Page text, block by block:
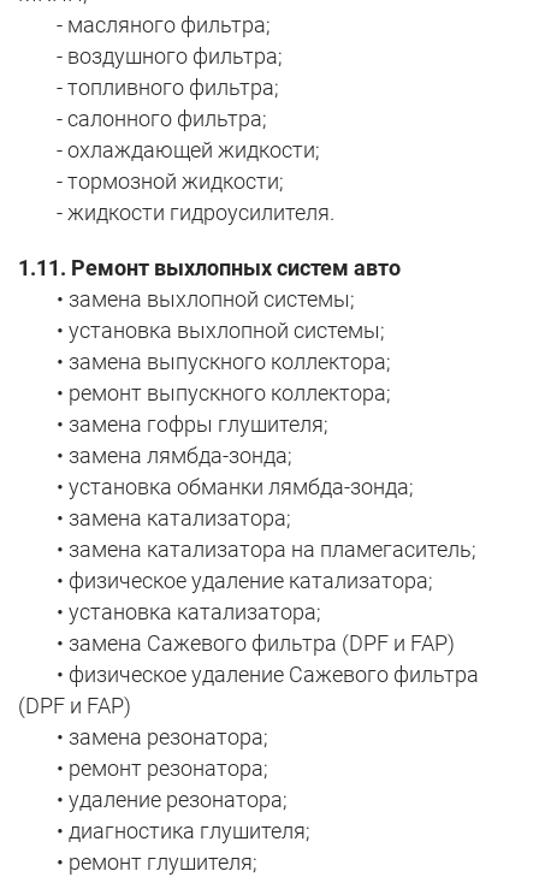
- масляного фильтра;
- воздушного фильтра;
- топливного фильтра;
- салонного фильтра;
- охлаждающей жидкости;
- тормозной жидкости;
- жидкости гидроусилителя.
1.11. Ремонт выхлопных систем авто
• замена выхлопной системы;
• установка выхлопной системы;
• замена выпускного коллектора;
• ремонт выпускного коллектора;
• замена гофры глушителя;
• замена лямбда-зонда;
• установка обманки лямбда-зонда;
• замена катализатора;
• замена катализатора на пламегаситель;
• физическое удаление катализатора;
• установка катализатора;
• замена Сажевого фильтра (DPF и FAP)
• физическое удаление Сажевого фильтра
(DPF и FAP)
• замена резонатора;
• ремонт резонатора;
• удаление резонатора;
• диагностика глушителя;
• ремонт глушителя;